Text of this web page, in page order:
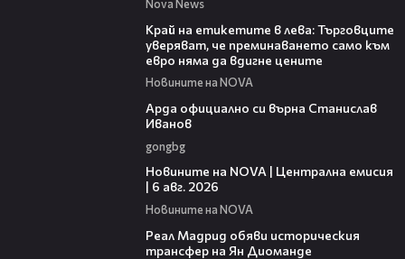
Nova News
Край на етикетите в лева: Търговците
уверяват, че преминаването само към
евро няма да вдигне цените
Новините на NOVA
Арда официално си върна Станислав
Иванов
gongbg
Новините на NOVA | Централна емисия
| 6 авг. 2026
Новините на NOVA
Реал Мадрид обяви историческия
трансфер на Ян Диоманде